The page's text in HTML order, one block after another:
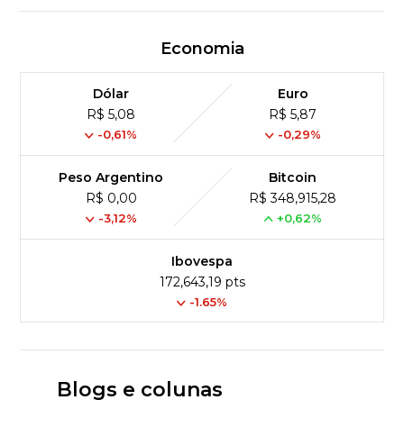
Economia
Dólar
R$ 5,08
-0,61%
Euro
R$ 5,87
-0,29%
Peso Argentino
R$ 0,00
-3,12%
Bitcoin
R$ 348,915,28
+0,62%
Ibovespa
172,643,19 pts
-1.65%
Blogs e colunas